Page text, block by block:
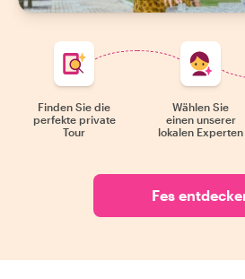
Finden Sie die
perfekte private
Tour
Wählen Sie
einen unserer
lokalen Experten
Fes